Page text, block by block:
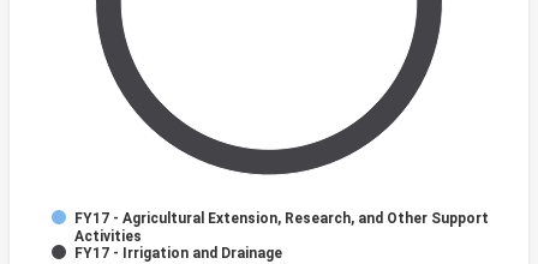
FY17 - Agricultural Extension, Research, and Other Support
Activities
FY17 - Irrigation and Drainage